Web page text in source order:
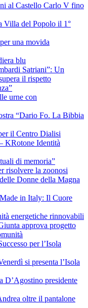
al Castello Carlo V fino
Villa del Popolo il 1°
una movida
blu
Satriani”: Un
il rispetto
urne con
“Dario Fo. La Bibbia
il Centro Dialisi
KRotone Identità
di memoria”
risolvere la zoonosi
Donne della Magna
in Italy: Il Cuore
energetiche rinnovabili
approva progetto
per l’Isola
si presenta l’Isola
presidente
oltre il pantalone